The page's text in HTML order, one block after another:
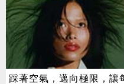
踩著空氣，邁向極限，讓